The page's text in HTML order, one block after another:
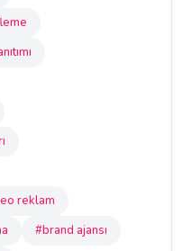
reklam
#brand ajansı